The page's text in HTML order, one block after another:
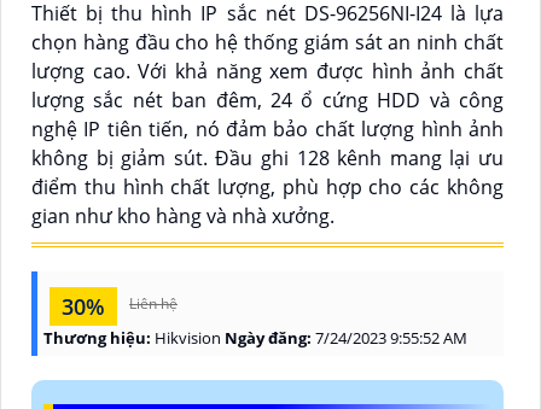
Thiết bị thu hình IP sắc nét DS-96256NI-I24 là lựa
chọn hàng đầu cho hệ thống giám sát an ninh chất
lượng cao. Với khả năng xem được hình ảnh chất
lượng sắc nét ban đêm, 24 ổ cứng HDD và công
nghệ IP tiên tiến, nó đảm bảo chất lượng hình ảnh
không bị giảm sút. Đầu ghi 128 kênh mang lại ưu
điểm thu hình chất lượng, phù hợp cho các không
gian như kho hàng và nhà xưởng.
30% Liên hệ
Thương hiệu: Hikvision Ngày đăng: 7/24/2023 9:55:52 AM